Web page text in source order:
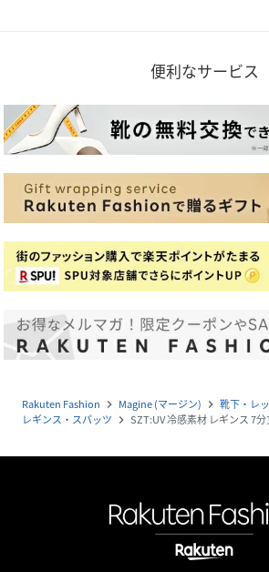
便利なサービス
Rakuten Fashion navigate_next Magine (マージン) navigate_next 靴下・レ
レギンス・スパッツ navigate_next SZT:UV 冷感素材 レギンス 7分